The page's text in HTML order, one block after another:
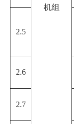
机组
2.5
2.6
2.7